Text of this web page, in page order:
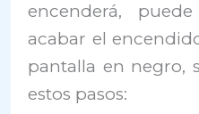
encenderá,
acabar el
pantalla en negro,
estos pasos: